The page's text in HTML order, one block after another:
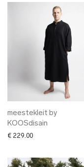
meestekleit by
KOOSdisain
€ 229.00